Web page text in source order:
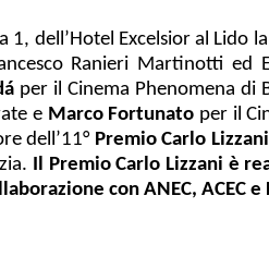
1, dell’Hotel Excelsior al Lido
Ranieri Martinotti ed
per il Cinema Phenomena di
e Marco Fortunato per il
dell’11° Premio Carlo
Il Premio Carlo Lizzani è
con ANEC, ACEC e